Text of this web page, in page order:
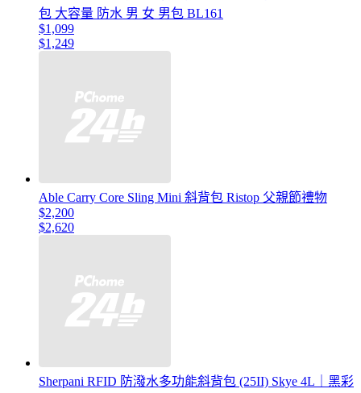
包 大容量 防水 男 女 男包 BL161
$1,099
$1,249
Able Carry Core Sling Mini 斜背包 Ristop 父親節禮物
$2,200
$2,620
Sherpani RFID 防潑水多功能斜背包 (25II) Skye 4L｜黑彩